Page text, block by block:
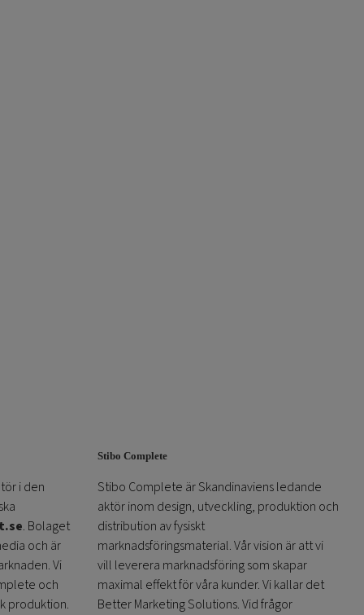
i den
. Bolaget
och är
Vi
och
produktion.
Stibo Complete
Stibo Complete är Skandinaviens ledande
aktör inom design, utveckling, produktion och
distribution av fysiskt
marknadsföringsmaterial. Vår vision är att vi
vill leverera marknadsföring som skapar
maximal effekt för våra kunder. Vi kallar det
Better Marketing Solutions. Vid frågor